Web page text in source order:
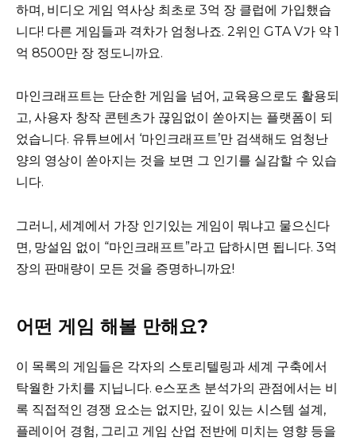
하며, 비디오 게임 역사상 최초로 3억 장 클럽에 가입했습
니다! 다른 게임들과 격차가 엄청나죠. 2위인 GTA V가 약 1
억 8500만 장 정도니까요.
마인크래프트는 단순한 게임을 넘어, 교육용으로도 활용되
고, 사용자 창작 콘텐츠가 끊임없이 쏟아지는 플랫폼이 되
었습니다. 유튜브에서 ‘마인크래프트’만 검색해도 엄청난
양의 영상이 쏟아지는 것을 보면 그 인기를 실감할 수 있습
니다.
그러니, 세계에서 가장 인기있는 게임이 뭐냐고 물으신다
면, 망설임 없이 “마인크래프트”라고 답하시면 됩니다. 3억
장의 판매량이 모든 것을 증명하니까요!
어떤 게임 해볼 만해요?
이 목록의 게임들은 각자의 스토리텔링과 세계 구축에서
탁월한 가치를 지닙니다. e스포츠 분석가의 관점에서는 비
록 직접적인 경쟁 요소는 없지만, 깊이 있는 시스템 설계,
플레이어 경험, 그리고 게임 산업 전반에 미치는 영향 등을